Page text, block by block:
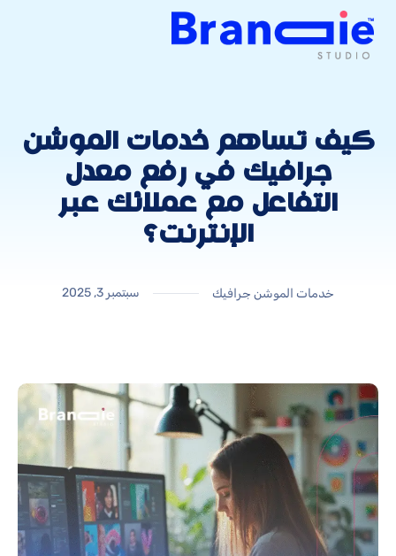
كيف تساهم خدمات الموشن
جرافيك في رفع معدل
التفاعل مع عملائك عبر
الإنترنت؟
خدمات الموشن جرافيك سبتمبر 3, 2025